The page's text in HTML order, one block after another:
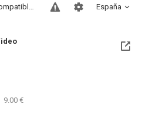
España
Sitios compatibles
9.00 €